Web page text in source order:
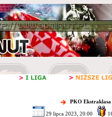
PKO
29 lipca 2023, 20:00